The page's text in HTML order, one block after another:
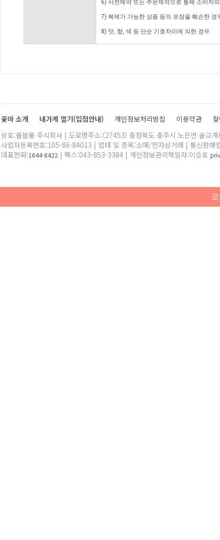
6) 사전예약 또는 주문제작으로 통해 소비자
7) 복제가 가능한 상품 등의 포장을 훼손한 경
8) 맛, 향, 색 등 단순 기호차이에 의한 경우
꽃마 소개 내가게 열기(입점안내) 개인정보처리방침 이용약관
상호:올블룸 주식회사 | 도로명주소:(27453) 충청북도 충주시 노은면 솔고
사업자등록번호:105-86-84013 | 업태 및 종목:소매/전자상거래 | 통신판매
대표전화:1644-8422 | 팩스:043-853-3384 | 개인정보관리책임자:이승호